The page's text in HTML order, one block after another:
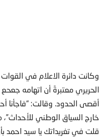
وكانت دائرة الاعلام في
الحريري معتبرةً أن اتهامه
أقصى الحدود. وقالت: “فاجأنا
خارج السياق الوطني للأحداث”،
قلت في تغريداتك يا سيد احمد